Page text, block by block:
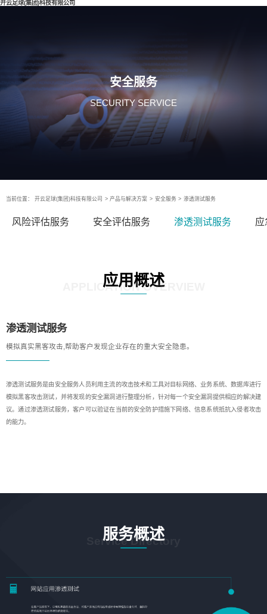
开云足球(集团)科技有限公司
安全服务
SECURITY SERVICE
当前位置： 开云足球(集团)科技有限公司 > 产品与解决方案 > 安全服务 > 渗透测试服务
风险评估服务 安全评估服务 渗透测试服务 应
应用概述
APPLICATION OVERVIEW
渗透测试服务
模拟真实黑客攻击,帮助客户发现企业存在的重大安全隐患。
渗透测试服务是由安全服务人员利用主流的攻击技术和工具对目标网络、业务系统、数据库进行
模拟黑客攻击测试，并将发现的安全漏洞进行整理分析，针对每一个安全漏洞提供相应的解决建
议。通过渗透测试服务，客户可以验证在当前的安全防护措施下网络、信息系统抵抗入侵者攻击
的能力。
服务概述
Service Directory